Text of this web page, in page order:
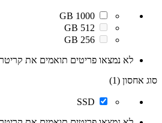
1000 GB
512 GB
256 GB
לא נמצאו פריטים תואמים את
סוג אחסון (1)
SSD